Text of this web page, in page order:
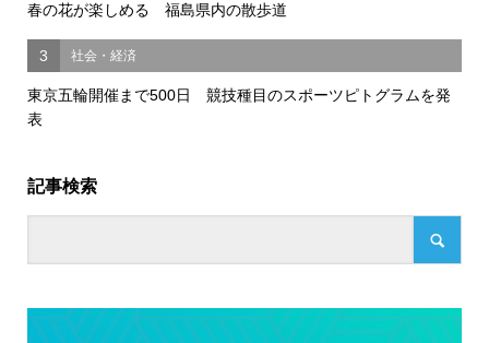
春の花が楽しめる 福島県内の散歩道
3 社会・経済
東京五輪開催まで500日 競技種目のスポーツピトグラムを発
表
記事検索